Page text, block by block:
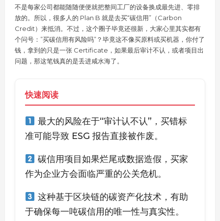
不是每家公司都能随随便便就把整间工厂的设备换成最先进、零排
放的。所以，很多人的 Plan B 就是去买“碳信用”（Carbon
Credit）来抵消。不过，这个圈子毕竟还很新，大家心里其实都有
个问号：”买碳信用有风险吗”？毕竟这不像买原料或买机器，你付了
钱，拿到的只是一张 Certificate，如果最后审计不认，或者项目出
问题，那这笔钱真的是丢进咸水海了。
快速阅读
最大的风险在于“审计认不认”，买错标
准可能导致 ESG 报告直接被作废。
碳信用项目如果烂尾或数据造假，买家
作为企业方会面临严重的公关危机。
这种基于区块链的碳资产化技术，有助
于确保每一吨碳信用的唯一性与真实性。